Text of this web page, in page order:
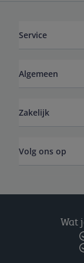
Service
Algemeen
Zakelijk
Volg ons op
Wat